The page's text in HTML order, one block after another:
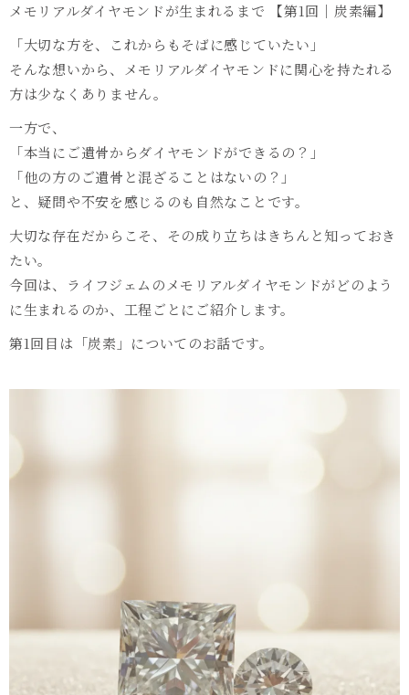
メモリアルダイヤモンドが生まれるまで 【第1回｜炭素編】
「大切な方を、これからもそばに感じていたい」
そんな想いから、メモリアルダイヤモンドに関心を持たれる
方は少なくありません。
一方で、
「本当にご遺骨からダイヤモンドができるの？」
「他の方のご遺骨と混ざることはないの？」
と、疑問や不安を感じるのも自然なことです。
大切な存在だからこそ、その成り立ちはきちんと知っておき
たい。
今回は、ライフジェムのメモリアルダイヤモンドがどのよう
に生まれるのか、工程ごとにご紹介します。
第1回目は「炭素」についてのお話です。